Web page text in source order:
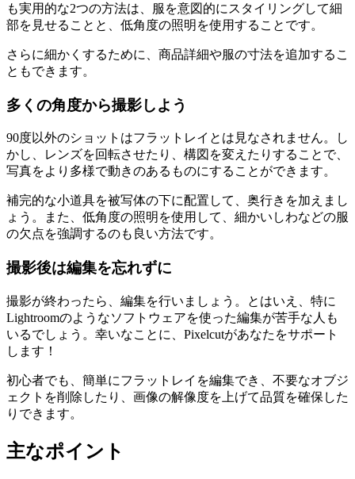
も実用的な2つの方法は、服を意図的にスタイリングして細
部を見せることと、低角度の照明を使用することです。
さらに細かくするために、商品詳細や服の寸法を追加するこ
ともできます。
多くの角度から撮影しよう
90度以外のショットはフラットレイとは見なされません。し
かし、レンズを回転させたり、構図を変えたりすることで、
写真をより多様で動きのあるものにすることができます。
補完的な小道具を被写体の下に配置して、奥行きを加えまし
ょう。また、低角度の照明を使用して、細かいしわなどの服
の欠点を強調するのも良い方法です。
撮影後は編集を忘れずに
撮影が終わったら、編集を行いましょう。とはいえ、特に
Lightroomのようなソフトウェアを使った編集が苦手な人も
いるでしょう。幸いなことに、Pixelcutがあなたをサポート
します！
初心者でも、簡単にフラットレイを編集でき、不要なオブジ
ェクトを削除したり、画像の解像度を上げて品質を確保した
りできます。
主なポイント